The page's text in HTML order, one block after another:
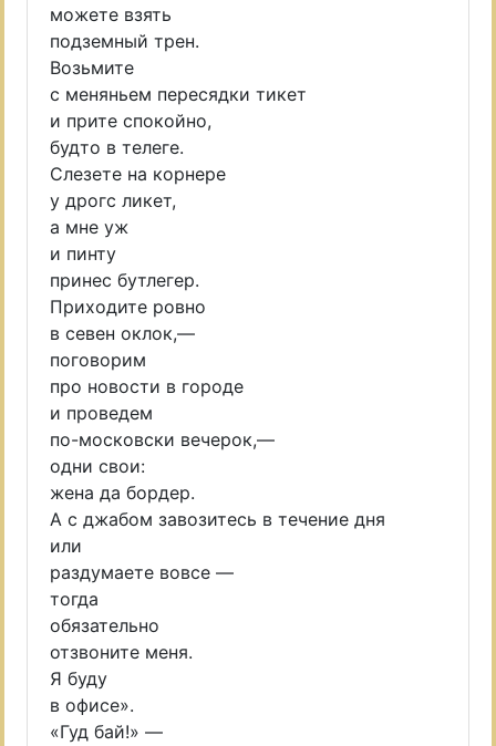
можете взять
подземный трен.
Возьмите
с меняньем пересядки тикет
и прите спокойно,
будто в телеге.
Слезете на корнере
у дрогс ликет,
а мне уж
и пинту
принес бутлегер.
Приходите ровно
в севен оклок,—
поговорим
про новости в городе
и проведем
по-московски вечерок,—
одни свои:
жена да бордер.
А с джабом завозитесь в течение дня
или
раздумаете вовсе —
тогда
обязательно
отзвоните меня.
Я буду
в офисе».
«Гуд бай!» —